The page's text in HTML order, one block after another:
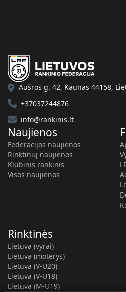
Aušros g. 42, Kaunas 44158,
+37037244876
info@rankinis.lt
Naujienos
Federacijos naujienos
Rinktinių naujienos
Klubinis rankinis
Visos naujienos
Rinktinės
Lietuva (vyrai)
Lietuva (moterys)
Lietuva (V-U20)
Lietuva (V-U18)
Lietuva (M-U19)